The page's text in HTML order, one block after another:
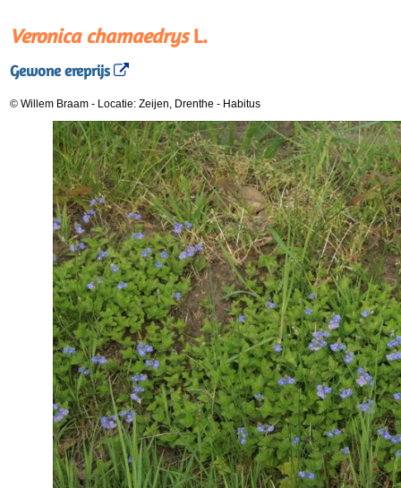
Veronica chamaedrysL.
Gewone ereprijs
© Willem Braam - Locatie: Zeijen, Drenthe - Habitus